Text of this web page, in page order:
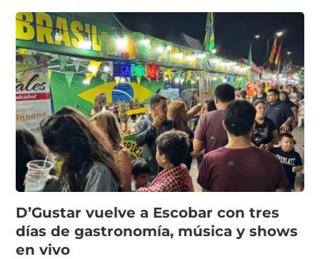
D’Gustar vuelve a Escobar con tres
días de gastronomía, música y shows
en vivo